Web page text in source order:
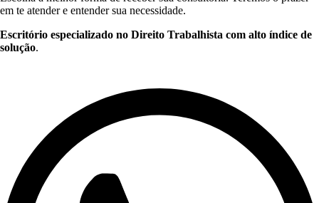
em te atender e entender sua necessidade.
Escritório especializado no Direito Trabalhista com alto índice de
solução.